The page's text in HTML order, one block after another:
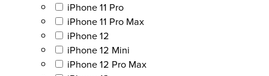
iPhone 11 Pro
iPhone 11 Pro Max
iPhone 12
iPhone 12 Mini
iPhone 12 Pro Max